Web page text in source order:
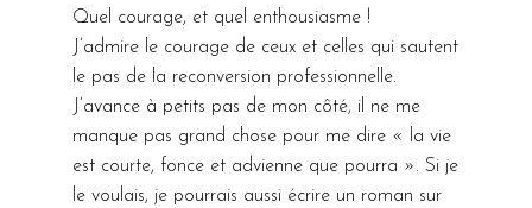
Quel courage, et quel enthousiasme !
J’admire le courage de ceux et celles qui sautent
le pas de la reconversion professionnelle.
J’avance à petits pas de mon côté, il ne me
manque pas grand chose pour me dire « la vie
est courte, fonce et advienne que pourra ». Si je
le voulais, je pourrais aussi écrire un roman sur